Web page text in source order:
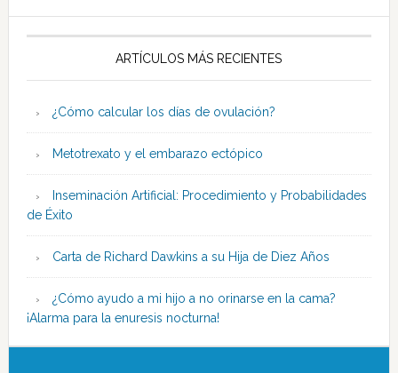
ARTÍCULOS MÁS RECIENTES
¿Cómo calcular los días de ovulación?
Metotrexato y el embarazo ectópico
Inseminación Artificial: Procedimiento y Probabilidades
de Éxito
Carta de Richard Dawkins a su Hija de Diez Años
¿Cómo ayudo a mi hijo a no orinarse en la cama?
¡Alarma para la enuresis nocturna!